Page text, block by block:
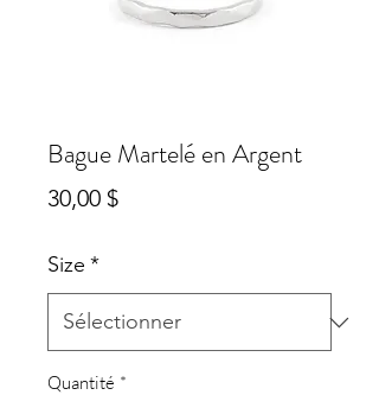
Bague Martelé en Argent
30,00 $Prix
Size *
Quantité *